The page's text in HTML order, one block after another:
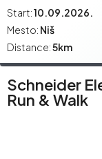
Start:10.09.2026.
Mesto: Niš
Distance:5km
Schneider
Run & Walk